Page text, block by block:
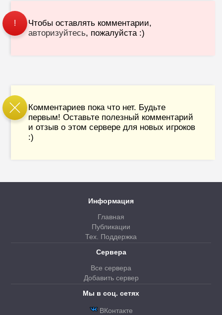
!
Чтобы оставлять комментарии,
авторизуйтесь, пожалуйста :)
Комментариев пока что нет. Будьте
первым! Оставьте полезный комментарий
и отзыв о этом сервере для новых игроков
:)
Информация
Главная
Публикации
Тех. Поддержка
Сервера
Все сервера
Добавить сервер
Мы в соц. сетях
ВКонтакте